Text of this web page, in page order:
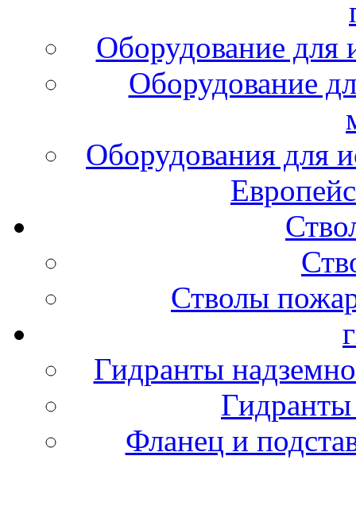
Оборудование для
Оборудование
Оборудования для
Стволы
Гидранты
Фланец и